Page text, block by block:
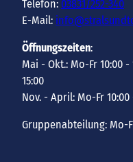
Telefon: 03831/252-340
E-Mail:
Öffnungszeiten:
Mai - Okt.: Mo-Fr 10:00
15:00
Nov. - April: Mo-Fr 10:00
Gruppenabteilung: Mo-